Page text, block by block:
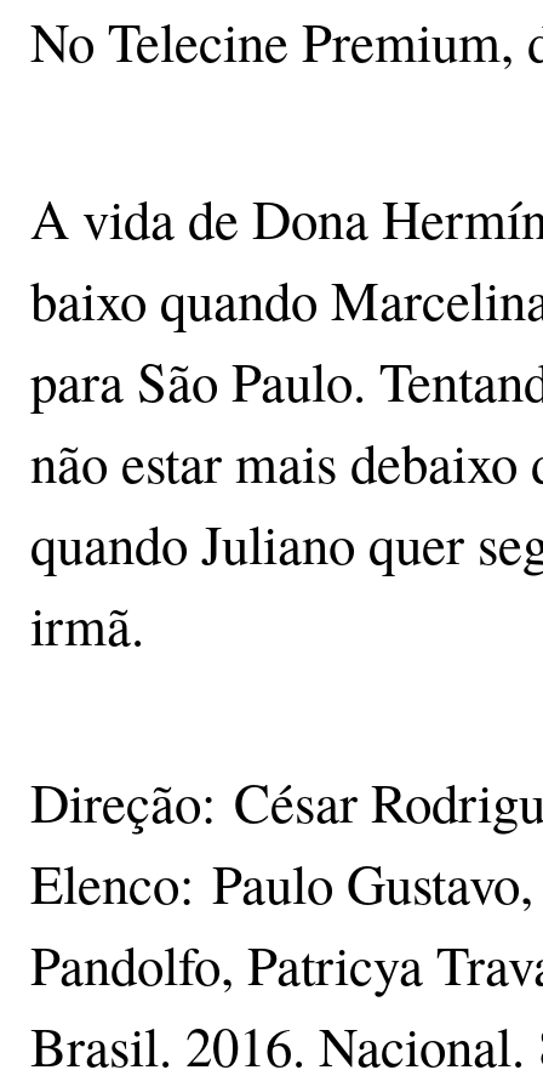
No Telecine Premium,
A vida de Dona
baixo quando
para São Paulo.
não estar mais debaixo
quando Juliano quer
irmã.
Direção: César
Elenco: Paulo
Pandolfo, Patricya
Brasil. 2016. Nacional.